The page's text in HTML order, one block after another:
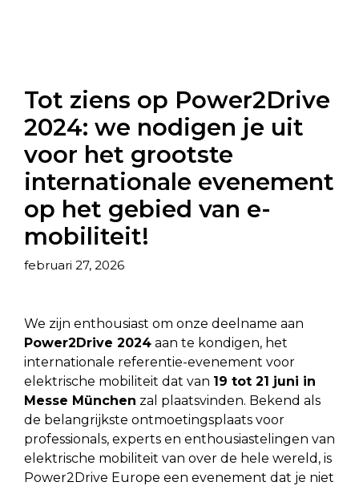
Tot ziens op Power2Drive
2024: we nodigen je uit
voor het grootste
internationale evenement
op het gebied van e-
mobiliteit!
februari 27, 2026
We zijn enthousiast om onze deelname aan
Power2Drive 2024 aan te kondigen, het
internationale referentie-evenement voor
elektrische mobiliteit dat van 19 tot 21 juni in
Messe München zal plaatsvinden. Bekend als
de belangrijkste ontmoetingsplaats voor
professionals, experts en enthousiastelingen van
elektrische mobiliteit van over de hele wereld, is
Power2Drive Europe een evenement dat je niet